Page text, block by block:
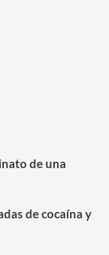
de una
de cocaína y